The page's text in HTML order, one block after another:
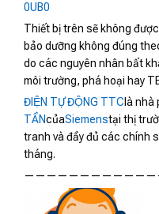
0UB0
Thiết bị trên sẽ không
bảo dưỡng không đúng
do các nguyên nhân bất
môi trường, phá hoại hay
ĐIỆN TỰ ĐỘNG TTC là
TẦNcủaSiemenstại thị
tranh và đầy đủ các chính
tháng.